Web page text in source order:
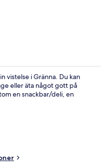
dubbelrum - viss sjöutsikt |
vistelse i Gränna. Du kan
eller äta något gott på
en snackbar/deli, en